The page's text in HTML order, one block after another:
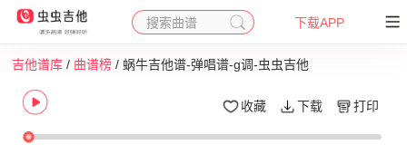
搜索曲谱 下载APP
吉他谱库 / 曲谱榜 / 蜗牛吉他谱-弹唱谱-g调-虫虫吉他
收藏 下载 打印